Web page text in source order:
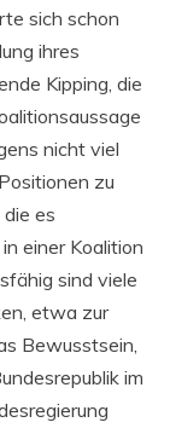
sich schon
ihres
Kipping, die
nicht viel
zu
es
einer Koalition
sind viele
etwa zur
Bewusstsein,
im